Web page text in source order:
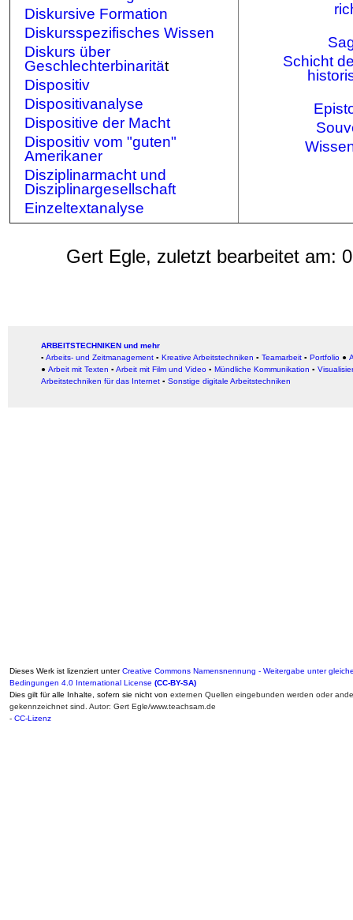
Diskursive Formation
Diskursspezifisches Wissen
Diskurs über
Geschlechterbinarität
Dispositiv
Dispositivanalyse
Dispositive der Macht
Dispositiv vom "guten"
Amerikaner
Disziplinarmacht und
Disziplinargesellschaft
Einzeltextanalyse
Schicht
Gert Egle, zuletzt bearbeitet am:
ARBEITSTECHNIKEN und mehr
▪ Arbeits- und Zeitmanagement ▪ Kreative Arbeitstechniken ▪ Teamarbeit ▪ Portfolio ●
● Arbeit mit Texten ▪ Arbeit mit Film und Video ▪ Mündliche Kommunikation ▪
Arbeitstechniken für das Internet ▪ Sonstige digitale Arbeitstechniken
Dieses Werk ist lizenziert unterCreative Commons Namensnennung - Weitergabe unter
Bedingungen 4.0 International License (CC-BY-SA)
Dies gilt für alle Inhalte, sofern sie nicht von externen Quellen eingebunden werden oder
gekennzeichnet sind. Autor: Gert Egle/www.teachsam.de
- CC-Lizenz